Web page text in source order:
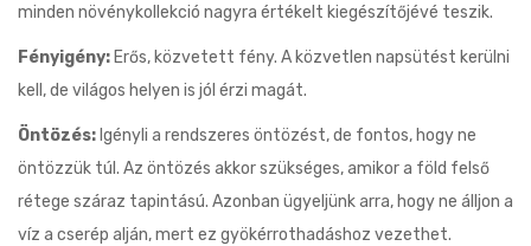
minden növénykollekció nagyra értékelt kiegészítőjévé teszik.
Fényigény: Erős, közvetett fény. A közvetlen napsütést kerülni
kell, de világos helyen is jól érzi magát.
Öntözés: Igényli a rendszeres öntözést, de fontos, hogy ne
öntözzük túl. Az öntözés akkor szükséges, amikor a föld felső
rétege száraz tapintású. Azonban ügyeljünk arra, hogy ne álljon a
víz a cserép alján, mert ez gyökérrothadáshoz vezethet.